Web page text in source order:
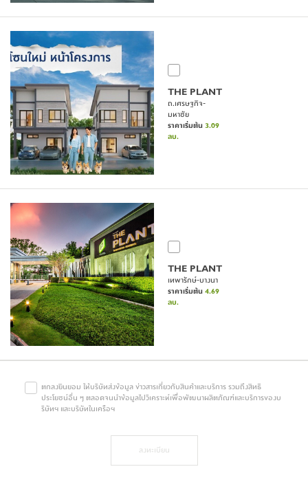
THE PLANT
ถ.เศรษฐกิจ-
มหาชัย
ราคาเริ่มต้น 3.09
ลบ.
THE PLANT
เทพารักษ์-บางนา
ราคาเริ่มต้น 4.69
ลบ.
ตกลงยินยอม ให้บริษัทส่งข้อมูล ข่าวสารเกี่ยวกับสินค้าและบริการ รวมถึงสิทธิ
ประโยชน์อื่น ๆ ตลอดจนนำข้อมูลไปวิเคราะห์เพื่อพัฒนาผลิตภัณฑ์และบริการของบ
ริษัทฯ และบริษัทในเครือฯ
ลงทะเบียน